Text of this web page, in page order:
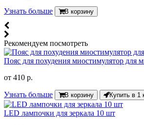
Узнать больше В корзину
Рекомендуем посмотреть
Пояс для похудения миостимулятор для
от 410 р.
Узнать больше В корзину Купить в 1
LED лампочки для зеркала 10 шт